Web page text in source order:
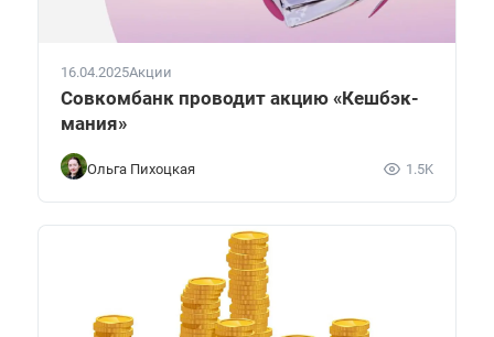
16.04.2025Акции
Совкомбанк проводит акцию «Кешбэк-
мания»
Ольга Пихоцкая 1.5K